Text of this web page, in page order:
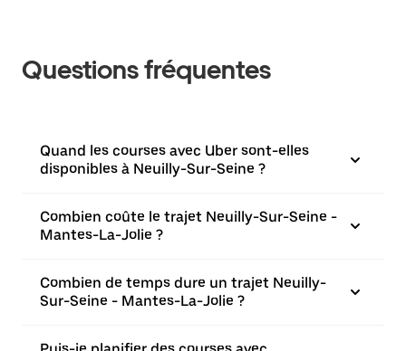
Questions fréquentes
Quand les courses avec Uber sont-elles
disponibles à Neuilly-Sur-Seine ?
Combien coûte le trajet Neuilly-Sur-Seine -
Mantes-La-Jolie ?
Combien de temps dure un trajet Neuilly-
Sur-Seine - Mantes-La-Jolie ?